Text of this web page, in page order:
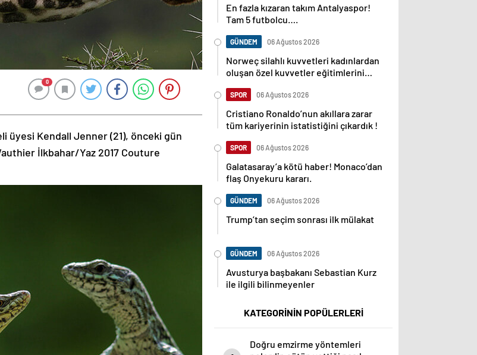
0
üyesi Kendall Jenner (21), önceki gün
İlkbahar/Yaz 2017 Couture
En fazla kızaran takım Antalyaspor!
Tam 5 futbolcu….
GÜNDEM 06 Ağustos 2026
Norweç silahlı kuvvetleri kadınlardan
oluşan özel kuvvetler eğitimlerini
SPOR 06 Ağustos 2026
Cristiano Ronaldo’nun akıllara zarar
tüm kariyerinin istatistiğini çıkardık !
SPOR 06 Ağustos 2026
Galatasaray’a kötü haber! Monaco’dan
flaş Onyekuru kararı.
GÜNDEM 06 Ağustos 2026
Trump’tan seçim sonrası ilk mülakat
GÜNDEM 06 Ağustos 2026
Avusturya başbakanı Sebastian Kurz
ile ilgili bilinmeyenler
KATEGORİNİN POPÜLERLERİ
Doğru emzirme yöntemleri